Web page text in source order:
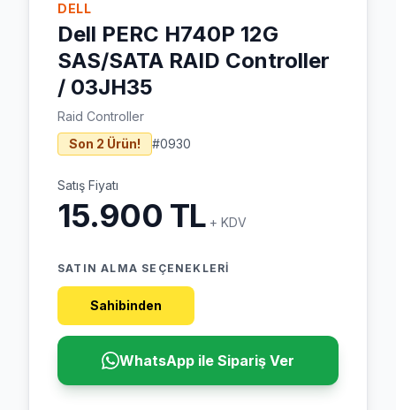
DELL
Dell PERC H740P 12G
SAS/SATA RAID Controller
/ 03JH35
Raid Controller
Son 2 Ürün!
#0930
Satış Fiyatı
15.900 TL + KDV
SATIN ALMA SEÇENEKLERI
Sahibinden
WhatsApp ile Sipariş Ver